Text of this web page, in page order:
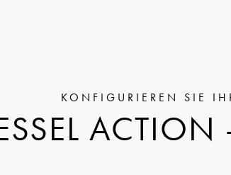
ACTION